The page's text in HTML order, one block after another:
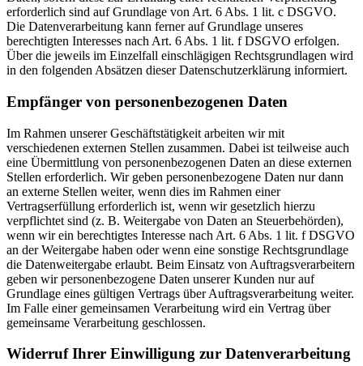
erforderlich sind auf Grundlage von Art. 6 Abs. 1 lit. c DSGVO.
Die Datenverarbeitung kann ferner auf Grundlage unseres
berechtigten Interesses nach Art. 6 Abs. 1 lit. f DSGVO erfolgen.
Über die jeweils im Einzelfall einschlägigen Rechtsgrundlagen wird
in den folgenden Absätzen dieser Datenschutzerklärung informiert.
Empfänger von personenbezogenen Daten
Im Rahmen unserer Geschäftstätigkeit arbeiten wir mit
verschiedenen externen Stellen zusammen. Dabei ist teilweise auch
eine Übermittlung von personenbezogenen Daten an diese externen
Stellen erforderlich. Wir geben personenbezogene Daten nur dann
an externe Stellen weiter, wenn dies im Rahmen einer
Vertragserfüllung erforderlich ist, wenn wir gesetzlich hierzu
verpflichtet sind (z. B. Weitergabe von Daten an Steuerbehörden),
wenn wir ein berechtigtes Interesse nach Art. 6 Abs. 1 lit. f DSGVO
an der Weitergabe haben oder wenn eine sonstige Rechtsgrundlage
die Datenweitergabe erlaubt. Beim Einsatz von Auftragsverarbeitern
geben wir personenbezogene Daten unserer Kunden nur auf
Grundlage eines gültigen Vertrags über Auftragsverarbeitung weiter.
Im Falle einer gemeinsamen Verarbeitung wird ein Vertrag über
gemeinsame Verarbeitung geschlossen.
Widerruf Ihrer Einwilligung zur Datenverarbeitung